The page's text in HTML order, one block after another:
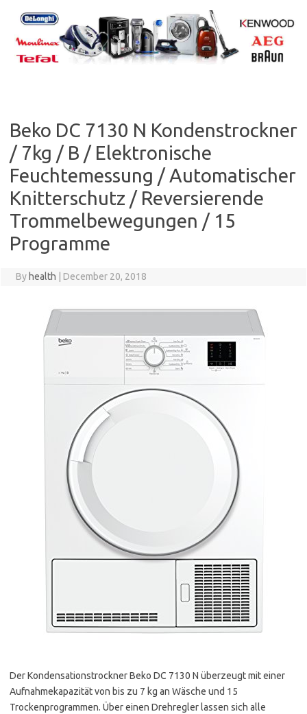
content
Beko DC 7130 N Kondenstrockner
/ 7kg / B / Elektronische
Feuchtemessung / Automatischer
Knitterschutz / Reversierende
Trommelbewegungen / 15
Programme
By health December 20, 2018
Der Kondensationstrockner Beko DC 7130 N überzeugt mit einer
Aufnahmekapazität von bis zu 7 kg an Wäsche und 15
Trockenprogrammen. Über einen Drehregler lassen sich alle